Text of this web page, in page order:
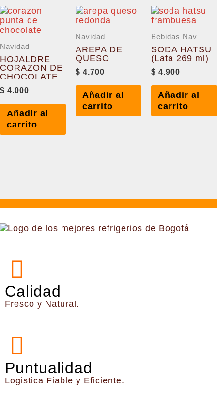
Navidad
HOJALDRE
CORAZON DE
CHOCOLATE
$ 4.000
Añadir al
carrito
Navidad
AREPA DE
QUESO
$ 4.700
Añadir al
carrito
Bebidas Nav
SODA HATSU
(Lata 269 ml)
$ 4.900
Añadir al
carrito
Calidad
Fresco y Natural.
Puntualidad
Logistica Fiable y Eficiente.